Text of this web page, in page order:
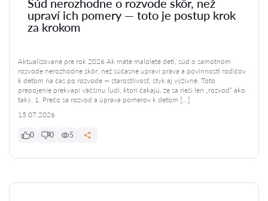
Súd nerozhodne o rozvode skôr, než
upraví ich pomery — toto je postup krok
za krokom
Aktualizované pre rok 2026 Ak máte maloleté deti, súd o samotnom
rozvode nerozhodne skôr, než súčasne upraví práva a povinnosti rodičov
k deťom na čas po rozvode — starostlivosť, styk aj výživné. Toto
prepojenie prekvapí väčšinu ľudí, ktorí čakajú, že sa rieši len „rozvod“ ako
taký. 1. Prečo sa rozvod a úprava pomerov k deťom […]
15.07.2026
0 0 5